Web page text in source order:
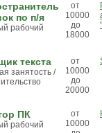
по п/я
рабочий
от
10000
до
18000
текста
занятость /
от
10000
до
20000
ПК
рабочий
от
10000